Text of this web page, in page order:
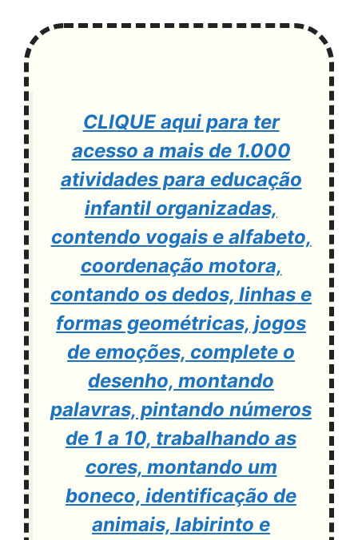
CLIQUE aqui para ter
acesso a mais de 1.000
atividades para educação
infantil organizadas,
contendo vogais e alfabeto,
coordenação motora,
contando os dedos, linhas e
formas geométricas, jogos
de emoções, complete o
desenho, montando
palavras, pintando números
de 1 a 10, trabalhando as
cores, montando um
boneco, identificação de
animais, labirinto e